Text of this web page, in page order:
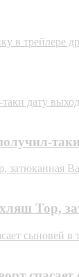
в трейлере
дату
затюканная
Тор,
сыновей в